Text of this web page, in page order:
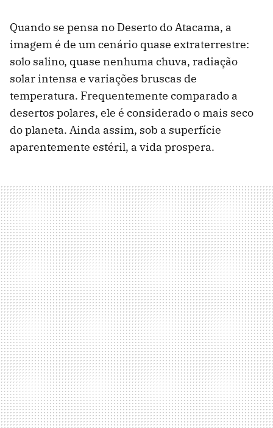
Quando se pensa no Deserto do Atacama, a
imagem é de um cenário quase extraterrestre:
solo salino, quase nenhuma chuva, radiação
solar intensa e variações bruscas de
temperatura. Frequentemente comparado a
desertos polares, ele é considerado o mais seco
do planeta. Ainda assim, sob a superfície
aparentemente estéril, a vida prospera.